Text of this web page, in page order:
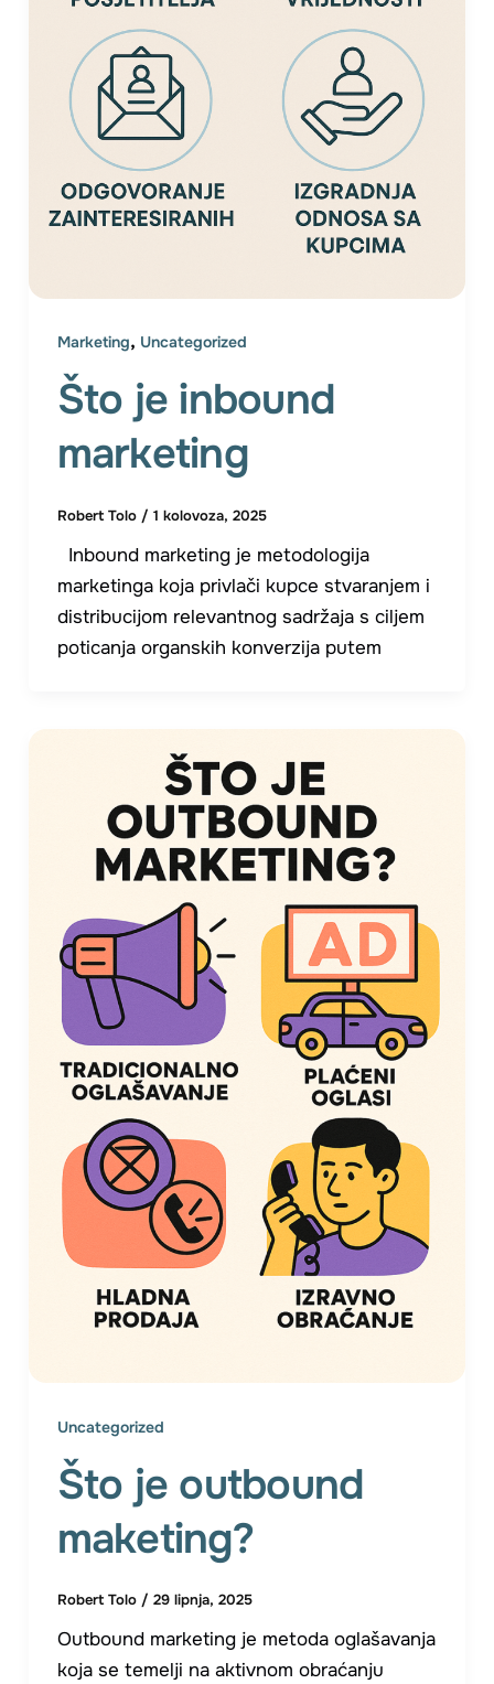
Marketing, Uncategorized
Što je inbound
marketing
Robert Tolo / 1 kolovoza, 2025
Inbound marketing je metodologija
marketinga koja privlači kupce stvaranjem i
distribucijom relevantnog sadržaja s ciljem
poticanja organskih konverzija putem
Uncategorized
Što je outbound
maketing?
Robert Tolo / 29 lipnja, 2025
Outbound marketing je metoda oglašavanja
koja se temelji na aktivnom obraćanju